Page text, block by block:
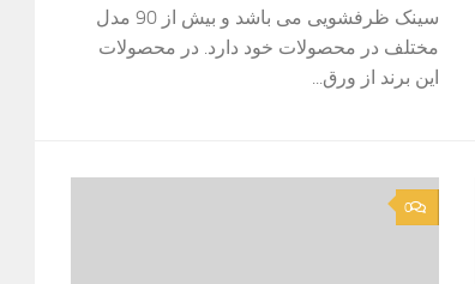
سینک ظرفشویی می باشد و بیش از 90 مدل
مختلف در محصولات خود دارد. در محصولات
این برند از ورق...
0